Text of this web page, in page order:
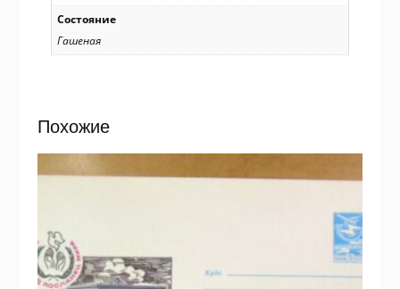
Состояние
Гашеная
Похожие